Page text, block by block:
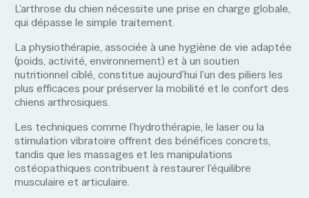
L’arthrose du chien nécessite une prise en charge globale,
qui dépasse le simple traitement.
La physiothérapie, associée à une hygiène de vie adaptée
(poids, activité, environnement) et à un soutien
nutritionnel ciblé, constitue aujourd’hui l’un des piliers les
plus efficaces pour préserver la mobilité et le confort des
chiens arthrosiques.
Les techniques comme l’hydrothérapie, le laser ou la
stimulation vibratoire offrent des bénéfices concrets,
tandis que les massages et les manipulations
ostéopathiques contribuent à restaurer l’équilibre
musculaire et articulaire.